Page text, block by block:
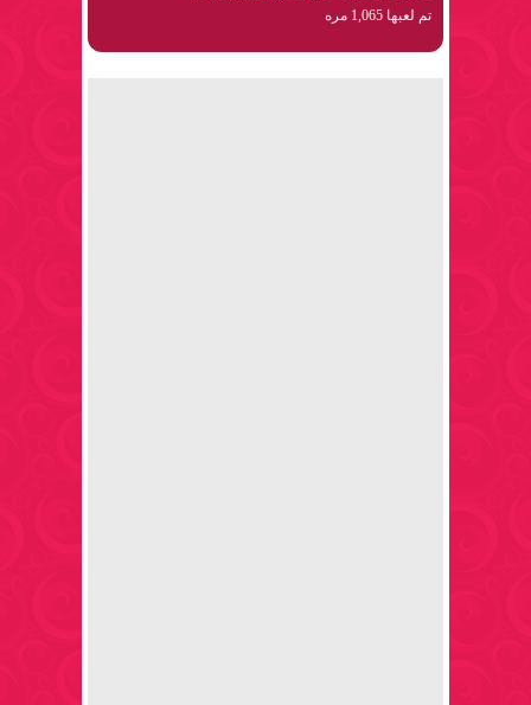
تم لعبها 1,065 مره